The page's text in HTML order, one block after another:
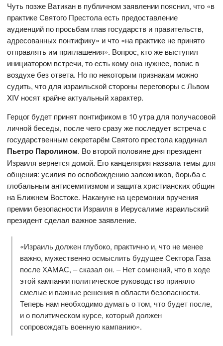
Чуть позже Ватикан в публичном заявлении пояснил, что «в
практике Святого Престола есть предоставление
аудиенций по просьбам глав государств и правительств,
адресованных понтифику» и что «на практике не принято
отправлять им приглашения». Вопрос, кто же выступил
инициатором встречи, то есть кому она нужнее, повис в
воздухе без ответа. Но по некоторым признакам можно
судить, что для израильской стороны переговоры с Львом
XIV носят крайне актуальный характер.
Герцог будет принят понтификом в 10 утра для получасовой
личной беседы, после чего сразу же последует встреча с
государственным секретарём Святого престола кардинал
Пьетро Паролином. Во второй половине дня президент
Израиля вернется домой. Его канцелярия назвала темы для
общения: усилия по освобождению заложников, борьба с
глобальным антисемитизмом и защита христианских общин
на Ближнем Востоке. Накануне на церемонии вручения
премии безопасности Израиля в Иерусалиме израильский
президент сделал важное заявление.
«Израиль должен глубоко, практично и, что не менее
важно, мужественно осмыслить будущее Сектора Газа
после ХАМАС, – сказал он. – Нет сомнений, что в ходе
этой кампании политическое руководство приняло
смелые и важные решения в области безопасности.
Теперь нам необходимо думать о том, что будет после,
и о политическом курсе, который должен
сопровождать военную кампанию».